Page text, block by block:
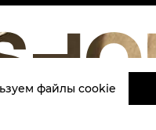
файлы cookie